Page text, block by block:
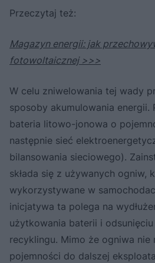
Przeczytaj też:
Magazyn energii: jak
fotowoltaicznej >>>
W celu zniwelowania tej wady
sposoby akumulowania energii.
bateria litowo-jonowa o
następnie sieć
bilansowania sieciowego).
składa się z używanych ogniw,
wykorzystywane w
inicjatywa ta polega na
użytkowania baterii i
recyklingu. Mimo że ogniwa nie
pojemności do dalszej